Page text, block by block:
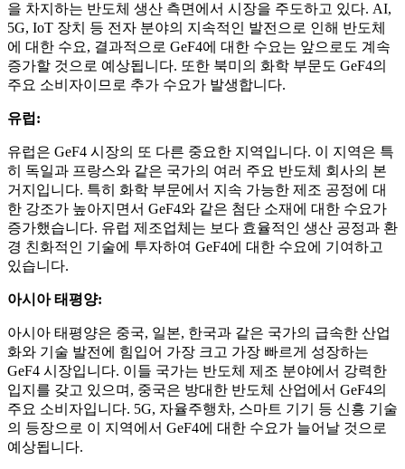
을 차지하는 반도체 생산 측면에서 시장을 주도하고 있다. AI,
5G, IoT 장치 등 전자 분야의 지속적인 발전으로 인해 반도체
에 대한 수요, 결과적으로 GeF4에 대한 수요는 앞으로도 계속
증가할 것으로 예상됩니다. 또한 북미의 화학 부문도 GeF4의
주요 소비자이므로 추가 수요가 발생합니다.
유럽:
유럽은 GeF4 시장의 또 다른 중요한 지역입니다. 이 지역은 특
히 독일과 프랑스와 같은 국가의 여러 주요 반도체 회사의 본
거지입니다. 특히 화학 부문에서 지속 가능한 제조 공정에 대
한 강조가 높아지면서 GeF4와 같은 첨단 소재에 대한 수요가
증가했습니다. 유럽 ​​제조업체는 보다 효율적인 생산 공정과 환
경 친화적인 기술에 투자하여 GeF4에 대한 수요에 기여하고
있습니다.
아시아 태평양:
아시아 태평양은 중국, 일본, 한국과 같은 국가의 급속한 산업
화와 기술 발전에 힘입어 가장 크고 가장 빠르게 성장하는
GeF4 시장입니다. 이들 국가는 반도체 제조 분야에서 강력한
입지를 갖고 있으며, 중국은 방대한 반도체 산업에서 GeF4의
주요 소비자입니다. 5G, 자율주행차, 스마트 기기 등 신흥 기술
의 등장으로 이 지역에서 GeF4에 대한 수요가 늘어날 것으로
예상됩니다.